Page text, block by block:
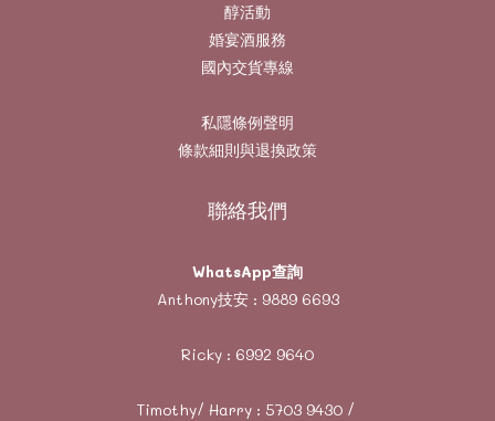
醇活動
婚宴酒服務
國內交貨專線
私隱條例聲明
條款細則與退換政策
聯絡我們
WhatsApp查詢
Anthony技安 : 9889 6693
Ricky : 6992 9640
Timothy/ Harry : 5703 9430/